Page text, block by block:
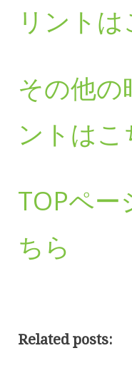
リントは
その他の
ントはこ
TOPペー
ちら
Related posts: